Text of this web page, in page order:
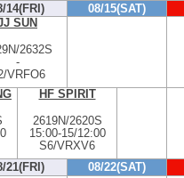
14(FRI) 08/15(SAT)
SUN
2632S
-
VRFO6
HF SPIRIT
2619N/2620S
15:00-15/12:00
S6/VRXV6
21(FRI) 08/22(SAT)